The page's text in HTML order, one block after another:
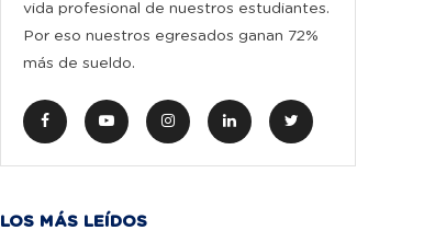
vida profesional de nuestros estudiantes.
Por eso nuestros egresados ganan 72%
más de sueldo.
LOS MÁS LEÍDOS